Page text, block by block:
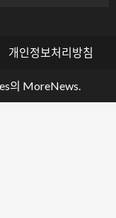
개인정보처리방침
의 MoreNews